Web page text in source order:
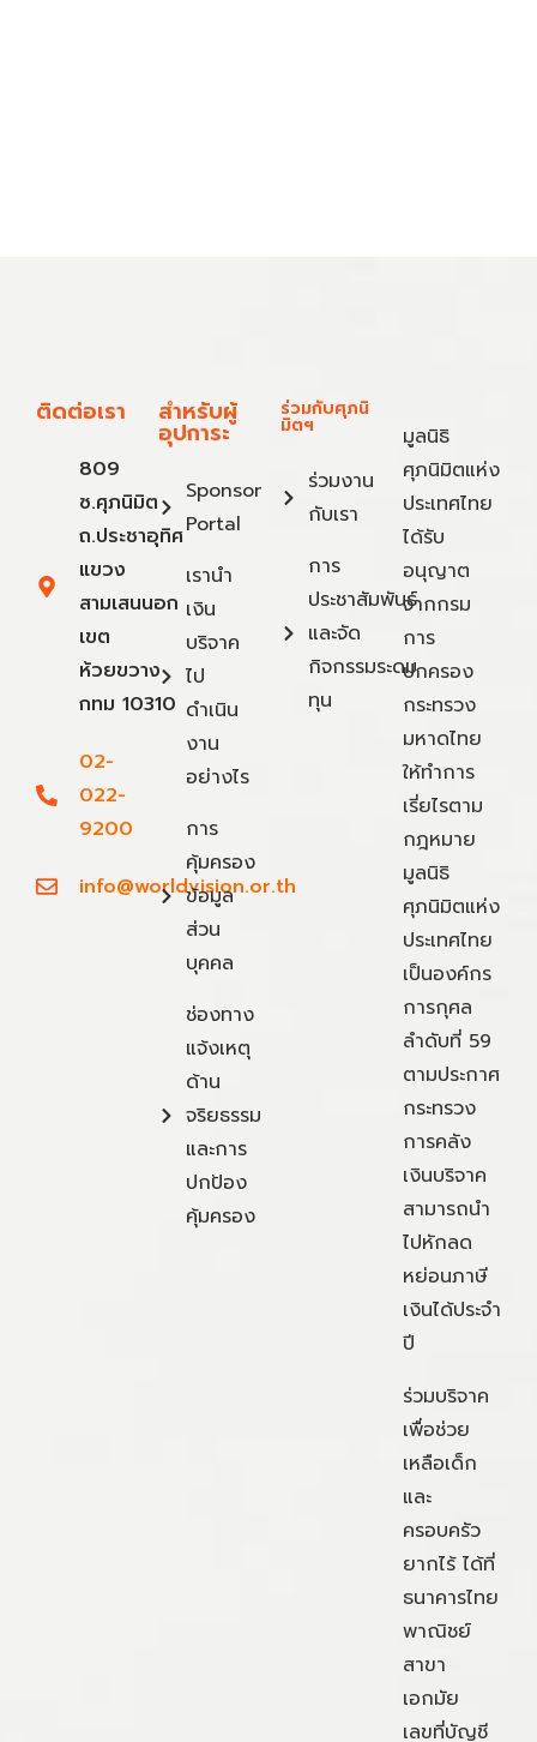
ติดต่อเรา
809
ซ.ศุภนิมิต
ถ.ประชาอุทิศ
แขวง
สามเสนนอก
เขต
ห้วยขวาง
กทม 10310
02-
022-
9200
info@worldvision.or.th
สำหรับผู้
อุปการะ
Sponsor
Portal
เรานำ
เงิน
บริจาค
ไป
ดำเนิน
งาน
อย่างไร
การ
คุ้มครอง
ข้อมูล
ส่วน
บุคคล
ช่องทาง
แจ้งเหตุ
ด้าน
จริยธรรม
และการ
ปกป้อง
คุ้มครอง
ร่วมกับศุภนิ
มิตฯ
ร่วมงาน
กับเรา
การ
ประชาสัมพันธ์
และจัด
กิจกรรมระดม
ทุน
มูลนิธิ
ศุภนิมิตแห่ง
ประเทศไทย
ได้รับ
อนุญาต
จากกรม
การ
ปกครอง
กระทรวง
มหาดไทย
ให้ทำการ
เรี่ยไรตาม
กฎหมาย
มูลนิธิ
ศุภนิมิตแห่ง
ประเทศไทย
เป็นองค์กร
การกุศล
ลำดับที่ 59
ตามประกาศ
กระทรวง
การคลัง
เงินบริจาค
สามารถนำ
ไปหักลด
หย่อนภาษี
เงินได้ประจำ
ปี
ร่วมบริจาค
เพื่อช่วย
เหลือเด็ก
และ
ครอบครัว
ยากไร้ ได้ที่
ธนาคารไทย
พาณิชย์
สาขา
เอกมัย
เลขที่บัญชี